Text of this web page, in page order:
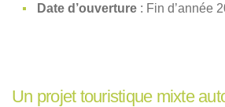
Date d’ouverture : Fin d’année
Un projet touristique mixte